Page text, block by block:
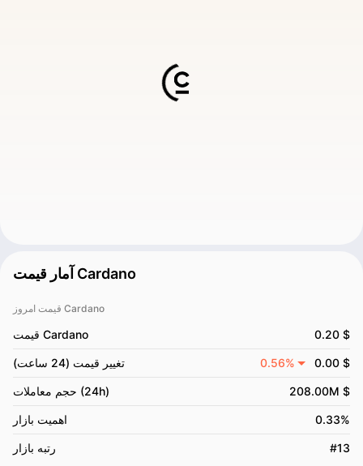
آمار قیمت Cardano
قیمت امروز Cardano
قیمت Cardano 0.20 $
تغییر قیمت (24 ساعت) 0.56% 0.00 $
حجم معاملات (24h) 208.00M $
اهمیت بازار 0.33%
رتبه بازار #13